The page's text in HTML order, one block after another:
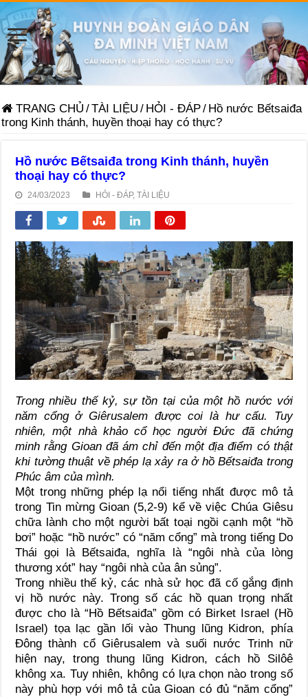
TRANG CHỦ /TÀI LIỆU / HỎI - ĐÁP/ Hồ nước Bếtsaiđa
trong Kinh thánh, huyền thoại hay có thực?
Hồ nước Bếtsaiđa trong Kinh thánh, huyền
thoại hay có thực?
24/03/2023 HỎI - ĐÁP,TÀI LIỆU
Trong nhiều thế kỷ, sự tồn tại của một hồ nước với
năm cổng ở Giêrusalem được coi là hư cấu. Tuy
nhiên, một nhà khảo cổ học người Đức đã chứng
minh rằng Gioan đã ám chỉ đến một địa điểm có thật
khi tường thuật về phép lạ xảy ra ở hồ Bếtsaiđa trong
Phúc âm của mình.
Một trong những phép lạ nổi tiếng nhất được mô tả
trong Tin mừng Gioan (5,2-9) kể về việc Chúa Giêsu
chữa lành cho một người bất toại ngồi cạnh một “hồ
bơi” hoặc “hồ nước” có “năm cổng” mà trong tiếng Do
Thái gọi là Bếtsaiđa, nghĩa là “ngôi nhà của lòng
thương xót” hay “ngôi nhà của ân sủng”.
Trong nhiều thế kỷ, các nhà sử học đã cố gắng định
vị hồ nước này. Trong số các hồ quan trọng nhất
được cho là “Hồ Bếtsaiđa” gồm có Birket Israel (Hồ
Israel) tọa lạc gần lối vào Thung lũng Kidron, phía
Đông thành cổ Giêrusalem và suối nước Trinh nữ
hiện nay, trong thung lũng Kidron, cách hồ Silôê
không xa. Tuy nhiên, không có lựa chọn nào trong số
này phù hợp với mô tả của Gioan có đủ “năm cổng”